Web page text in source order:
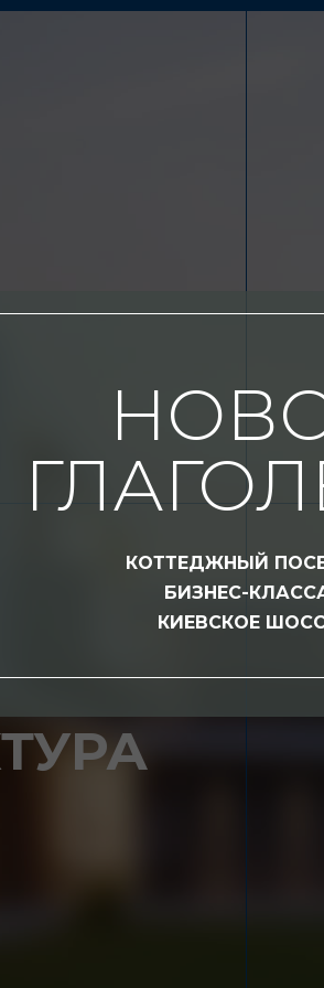
КОТТЕДЖНЫЙ
БИЗНЕС-
КИЕВСКОЕ